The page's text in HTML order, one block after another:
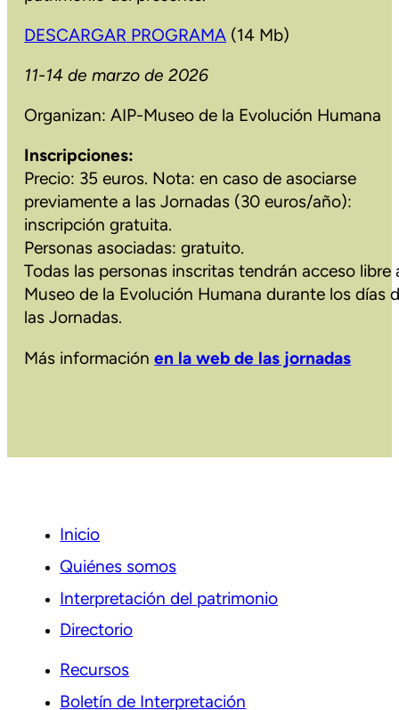
DESCARGAR PROGRAMA (14 Mb)
11-14 de marzo de 2026
Organizan: AIP-Museo de la Evolución Humana
Inscripciones:
Precio: 35 euros. Nota: en caso de asociarse
previamente a las Jornadas (30 euros/año):
inscripción gratuita.
Personas asociadas: gratuito.
Todas las personas inscritas tendrán acceso libre
Museo de la Evolución Humana durante los días
las Jornadas.
Más informaciónen la web de las jornadas
Inicio
Quiénes somos
Interpretación del patrimonio
Directorio
Recursos
Boletín de Interpretación